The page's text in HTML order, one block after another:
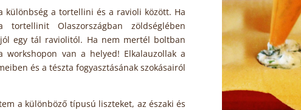
különbség a tortellini és a ravioli között. Ha
Olaszországban zöldséglében
egy tál raviolitól. Ha nem mertél boltban
van a helyed! Elkalauzollak a
és a tészta fogyasztásának szokásairól
a különböző típusú liszteket, az északi és